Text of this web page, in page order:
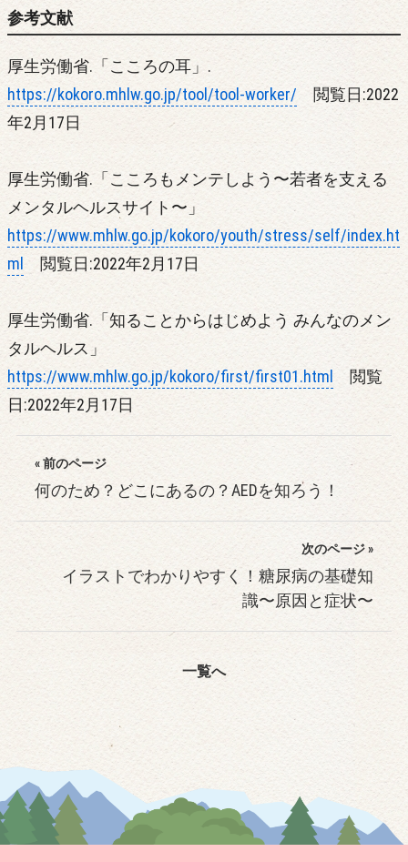
参考文献
厚生労働省.「こころの耳」.
https://kokoro.mhlw.go.jp/tool/tool-worker/ 閲覧日:2022
年2月17日
厚生労働省.「こころもメンテしよう〜若者を支える
メンタルヘルスサイト〜」
https://www.mhlw.go.jp/kokoro/youth/stress/self/index.ht
ml 閲覧日:2022年2月17日
厚生労働省.「知ることからはじめよう みんなのメン
タルヘルス」
https://www.mhlw.go.jp/kokoro/first/first01.html 閲覧
日:2022年2月17日
« 前のページ
何のため？どこにあるの？AEDを知ろう！
次のページ »
イラストでわかりやすく！糖尿病の基礎知
識〜原因と症状〜
一覧へ